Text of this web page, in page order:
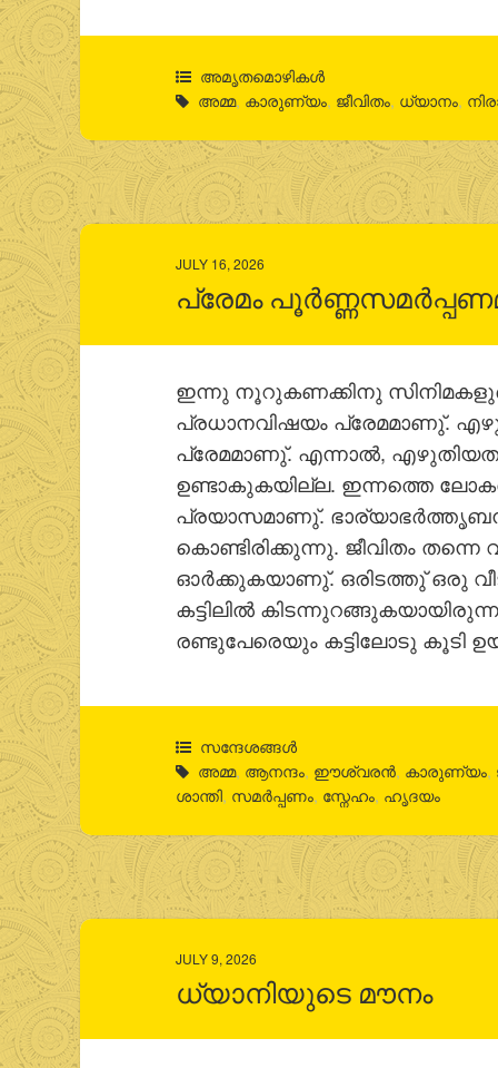
അമൃതമൊഴികള്‍
അമ്മ, കാരുണ്യം, ജീവിതം, ധ്യാനം,
JULY 16, 2026
പ്രേമം
ഇന്നു നൂറുകണക്കിനു
പ്രധാനവിഷയം പ്രേമമാണു്.
പ്രേമമാണു്. എന്നാല്‍,
ഉണ്ടാകുകയില്ല. ഇന്നത്തെ
പ്രയാസമാണു്.
കൊണ്ടിരിക്കുന്നു. ജീവിതം തന്നെ
ഓര്‍ക്കുകയാണു്. ഒരിടത്തു് ഒരു
കട്ടിലില്‍
രണ്ടുപേരെയും കട്ടിലോടു കൂടി
സന്ദേശങ്ങൾ
അമ്മ, ആനന്ദം, ഈശ്വരന്‍, കാരുണ്യം,
ശാന്തി, സമര്‍പ്പണം, സ്നേഹം, ഹൃദയം
JULY 9, 2026
ധ്യാനിയുടെ മൗനം